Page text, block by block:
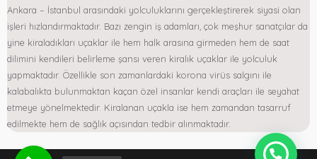
Ankara – İstanbul arasındaki yolculuklarını gerçekleştirerek siyasi olan
işleri hızlandırmaktadır. Bazı zengin iş adamları, çok meşhur sanatçılar da
yine kiraladıkları uçaklar ile hem halk arasına girmeden hem de saat
dilimini kendileri belirleme şansı veren kiralık uçaklar ile yolculuk
yapmaktadır. Özellikle son zamanlardaki korona virüs salgını ile
kalabalıkta bulunmaktan kaçan özel insanlar kendi araçları ile seyahat
etmeye yönelmektedir. Kiralanan uçakla ise hem zamandan tasarruf
edilmekte hem de sağlık açısından tedbir alınmaktadır.